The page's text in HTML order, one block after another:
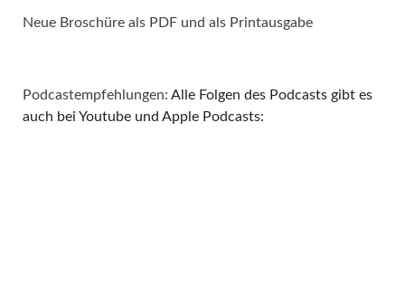
Neue Broschüre als PDF und als Printausgabe
Podcastempfehlungen: Alle Folgen des Podcasts gibt es
auch bei Youtube und Apple Podcasts: